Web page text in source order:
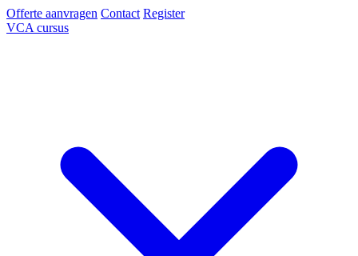
Offerte aanvragen Contact Register
VCA cursus